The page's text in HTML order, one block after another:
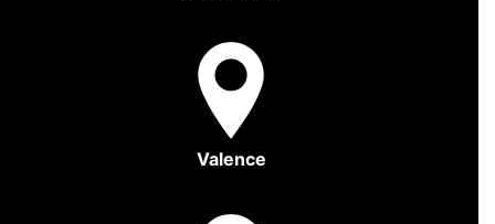
Valence